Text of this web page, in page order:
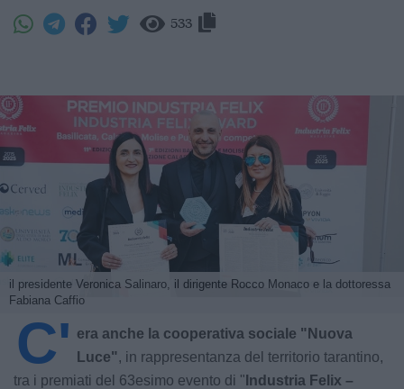
533
il presidente Veronica Salinaro, il dirigente Rocco Monaco e la dottoressa
Fabiana Caffio
C' era anche la cooperativa sociale "Nuova
Luce", in rappresentanza del territorio tarantino,
tra i premiati del 63esimo evento di " Industria Felix –